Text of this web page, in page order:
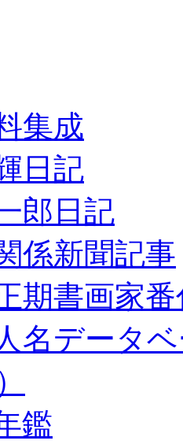
集成
日記
郎日記
係新聞記事
期書画家
名データ
鑑